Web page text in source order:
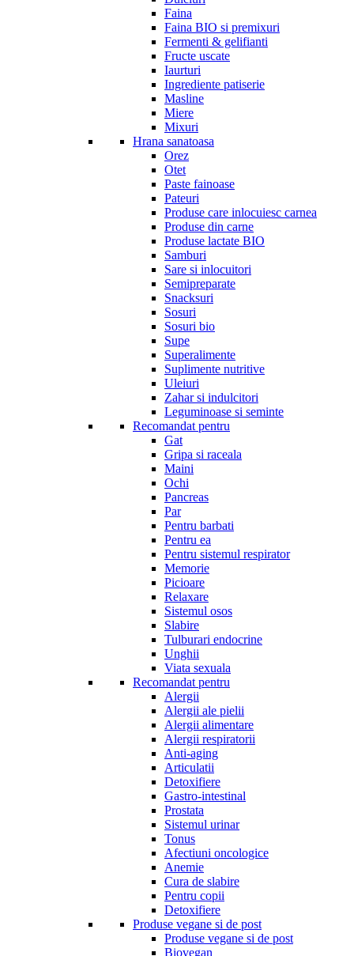
Faina
Faina BIO si premixuri
Fermenti & gelifianti
Fructe uscate
Iaurturi
Ingrediente patiserie
Masline
Miere
Mixuri
Hrana sanatoasa
Orez
Otet
Paste fainoase
Pateuri
Produse care inlocuiesc carnea
Produse din carne
Produse lactate BIO
Samburi
Sare si inlocuitori
Semipreparate
Snacksuri
Sosuri
Sosuri bio
Supe
Superalimente
Suplimente nutritive
Uleiuri
Zahar si indulcitori
Leguminoase si seminte
Recomandat pentru
Gat
Gripa si raceala
Maini
Ochi
Pancreas
Par
Pentru barbati
Pentru ea
Pentru sistemul respirator
Memorie
Picioare
Relaxare
Sistemul osos
Slabire
Tulburari endocrine
Unghii
Viata sexuala
Recomandat pentru
Alergii
Alergii ale pielii
Alergii alimentare
Alergii respiratorii
Anti-aging
Articulatii
Detoxifiere
Gastro-intestinal
Prostata
Sistemul urinar
Tonus
Afectiuni oncologice
Anemie
Cura de slabire
Pentru copii
Detoxifiere
Produse vegane si de post
Produse vegane si de post
Biovegan